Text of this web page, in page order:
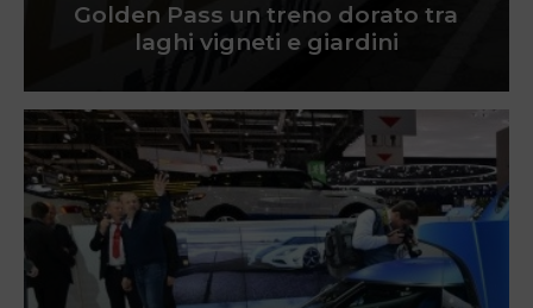
Golden Pass un treno dorato tra
laghi vigneti e giardini